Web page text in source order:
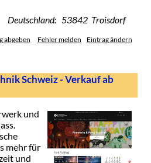
Deutschland: 53842 Troisdorf
abgeben Fehler melden Eintrag ändern
Schweiz - Verkauf ab
und
mehr für
und